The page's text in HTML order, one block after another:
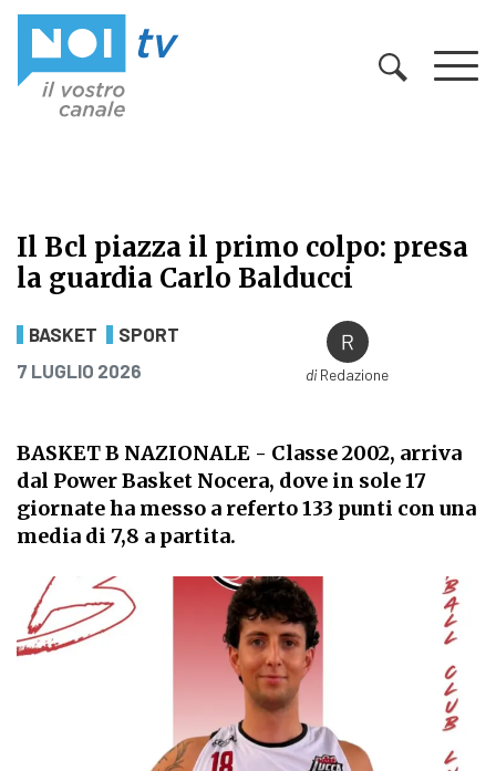
Il Bcl piazza il primo colpo: presa
la guardia Carlo Balducci
Il Bcl piazza il primo colpo: presa
BASKET
SPORT
PUBBLICATO IL
7 LUGLIO 2026 diRedazione
BASKET B NAZIONALE - Classe 2002, arriva
dal Power Basket Nocera, dove in sole 17
giornate ha messo a referto 133 punti con una
media di 7,8 a partita.